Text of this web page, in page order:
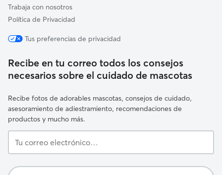
Trabaja con nosotros
Política de Privacidad
Tus preferencias de privacidad
Recibe en tu correo todos los consejos
necesarios sobre el cuidado de mascotas
Recibe fotos de adorables mascotas, consejos de cuidado,
asesoramiento de adiestramiento, recomendaciones de
productos y mucho más.
correo